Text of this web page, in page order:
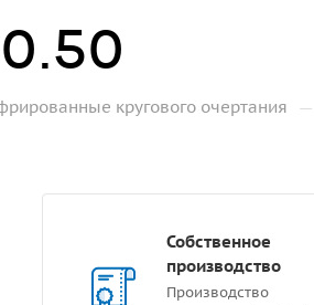
кругового очертания —
Собственное
производство
Производство